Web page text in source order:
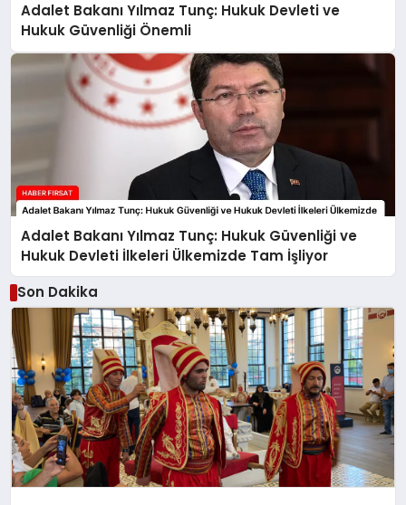
Adalet Bakanı Yılmaz Tunç: Hukuk Devleti ve
Hukuk Güvenliği Önemli
Adalet Bakanı Yılmaz Tunç: Hukuk Güvenliği ve
Hukuk Devleti İlkeleri Ülkemizde Tam İşliyor
Son Dakika